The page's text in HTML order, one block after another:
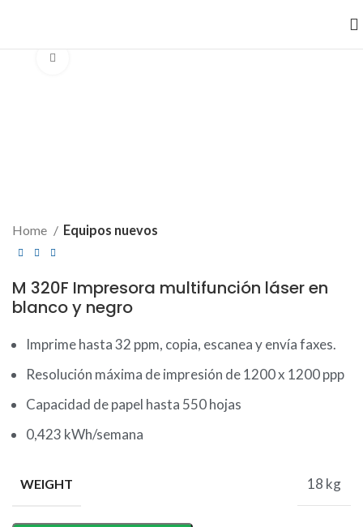
Home Equipos nuevos
M 320F Impresora multifunción láser en
blanco y negro
Imprime hasta 32 ppm, copia, escanea y envía faxes.
Resolución máxima de impresión de 1200 x 1200 ppp
Capacidad de papel hasta 550 hojas
0,423 kWh/semana
WEIGHT 18 kg